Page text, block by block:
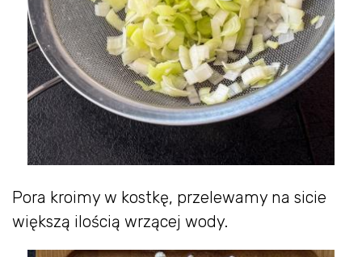
Pora kroimy w kostkę, przelewamy na sicie
większą ilością wrzącej wody.